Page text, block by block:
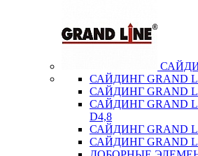
САЙДИНГ GRAND
САЙДИНГ GRAND
САЙДИНГ GRAND
D4,8
САЙДИНГ GRAND
САЙДИНГ GRAND